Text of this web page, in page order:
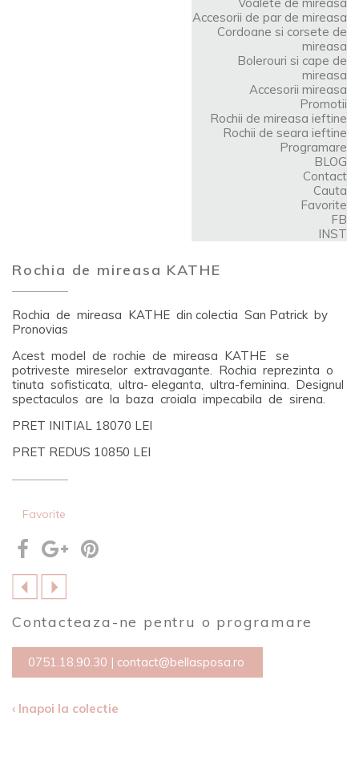
Accesorii de par de mireasa
Cordoane si corsete de
mireasa
Bolerouri si cape de
mireasa
Accesorii mireasa
Promotii
Rochii de mireasa ieftine
Rochii de seara ieftine
Programare
BLOG
Contact
Cauta
Favorite
FB
INST
Rochia de mireasa KATHE
Rochia de mireasa KATHE din colectia San Patrick by
Pronovias
Acest model de rochie de mireasa KATHE se
potriveste mireselor extravagante. Rochia reprezinta o
tinuta sofisticata, ultra- eleganta, ultra-feminina. Designul
spectaculos are la baza croiala impecabila de sirena.
PRET INITIAL 18070 LEI
PRET REDUS 10850 LEI
Favorite
Contacteaza-ne pentru o programare
0751.18.90.30 | contact@bellasposa.ro
‹ Inapoi la colectie